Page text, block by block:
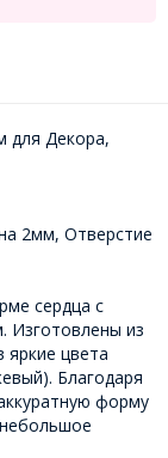
для Декора,
2мм, Отверстие
сердца с
из
яркие цвета
Благодаря
форму